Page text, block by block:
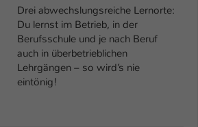
Drei abwechslungsreiche Lernorte:
Du lernst im Betrieb, in der
Berufsschule und je nach Beruf
auch in überbetrieblichen
Lehrgängen – so wird’s nie
eintönig!